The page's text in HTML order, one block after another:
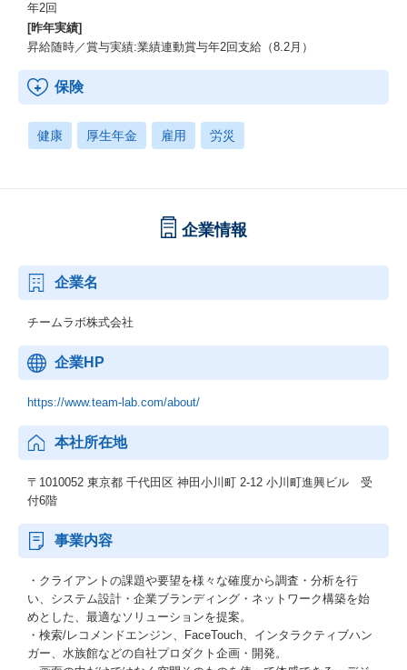
年2回
[昨年実績]
昇給随時／賞与実績:業績連動賞与年2回支給（8.2月）
保険
健康 厚生年金 雇用 労災
企業情報
企業名
チームラボ株式会社
企業HP
https://www.team-lab.com/about/
本社所在地
〒1010052 東京都 千代田区 神田小川町 2-12 小川町進興ビル 受
付6階
事業内容
・クライアントの課題や要望を様々な確度から調査・分析を行
い、システム設計・企業ブランディング・ネットワーク構築を始
めとした、最適なソリューションを提案。
・検索/レコメンドエンジン、FaceTouch、インタラクティブハン
ガー、水族館などの自社プロダクト企画・開発。